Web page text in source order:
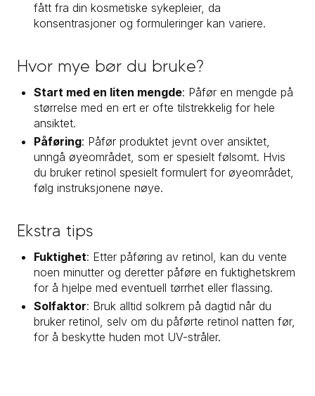
fått fra din kosmetiske sykepleier, da
konsentrasjoner og formuleringer kan variere.
Hvor mye bør du bruke?
Start med en liten mengde: Påfør en mengde på
størrelse med en ert er ofte tilstrekkelig for hele
ansiktet.
Påføring: Påfør produktet jevnt over ansiktet,
unngå øyeområdet, som er spesielt følsomt. Hvis
du bruker retinol spesielt formulert for øyeområdet,
følg instruksjonene nøye.
Ekstra tips
Fuktighet: Etter påføring av retinol, kan du vente
noen minutter og deretter påføre en fuktighetskrem
for å hjelpe med eventuell tørrhet eller flassing.
Solfaktor: Bruk alltid solkrem på dagtid når du
bruker retinol, selv om du påførte retinol natten før,
for å beskytte huden mot UV-stråler.